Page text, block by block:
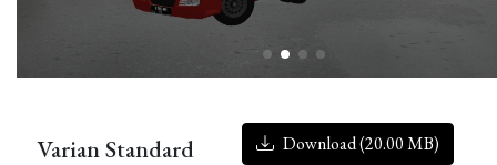
Varian Standard Download (20.00 MB)